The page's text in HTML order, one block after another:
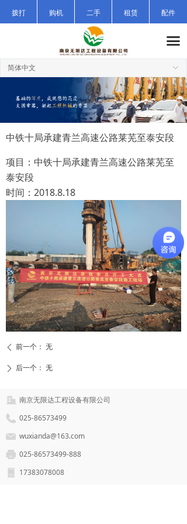
끀
首页
产品中心
售后服务
公司招聘
联系我们
拨打 购机 二手 租赁 配件
ꀅ
简体中文
ꄲ 后一个： 无
ꄴ 前一个： 无
项目：中铁十局承建青兰高速公路莱芜至
泰安段
时间：2018.8.18
中铁十局承建青兰高速公路莱芜至泰安段
南京无限达工程设备有限公司
025-86573499
wuxianda@163.com
025-86573499-888
17383078008